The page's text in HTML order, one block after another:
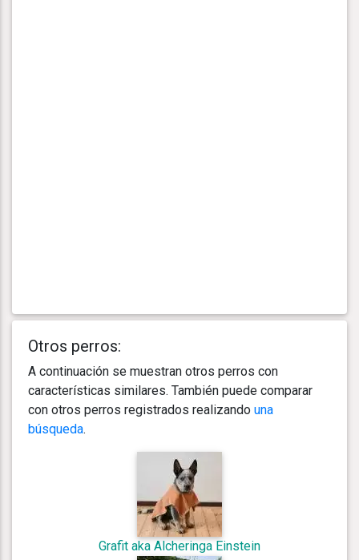
Otros perros:
A continuación se muestran otros perros con
características similares. También puede comparar
con otros perros registrados realizando una
búsqueda.
Grafit aka Alcheringa Einstein